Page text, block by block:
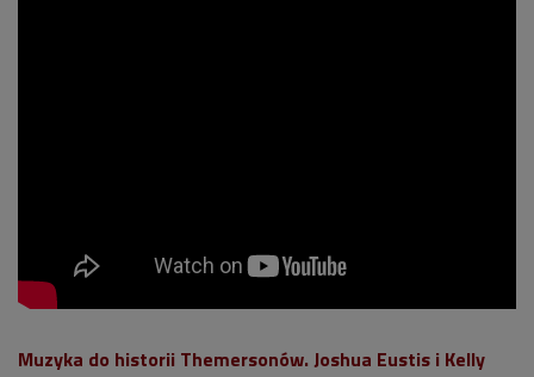
Muzyka do historii Themersonów. Joshua Eustis i Kelly